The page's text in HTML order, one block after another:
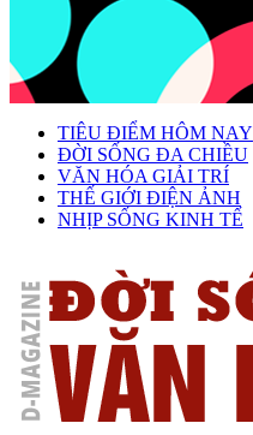
TIÊU ĐIỂM HÔM NAY
ĐỜI SỐNG ĐA CHIỀU
VĂN HÓA GIẢI TRÍ
THẾ GIỚI ĐIỆN ẢNH
NHỊP SỐNG KINH TẾ